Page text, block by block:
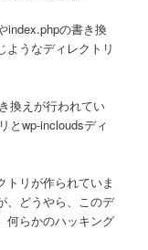
index.phpの書き換
ようなディレクトリ
換えが行われてい
とwp-incloudsディ
トリが作られていま
、どうやら、このデ
何らかのハッキング